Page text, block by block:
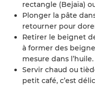
rectangle (Bejaïa)
Plonger la pâte
retourner pour
Retirer le beignet
à former des
mesure dans
Servir chaud ou
petit café, c’est